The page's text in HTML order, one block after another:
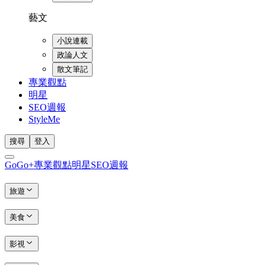
藝文
小說連載
政論人文
散文筆記
專業觀點
明星
SEO週報
StyleMe
搜尋 登入
GoGo+專業觀點明星SEO週報
旅遊
美食
影視